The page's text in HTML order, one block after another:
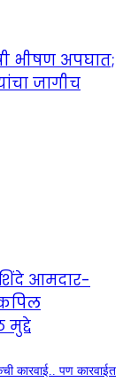
भीषण अपघात;
जागीच
आमदार-
मुद्दे
कारवाई.. पण कारवाईत